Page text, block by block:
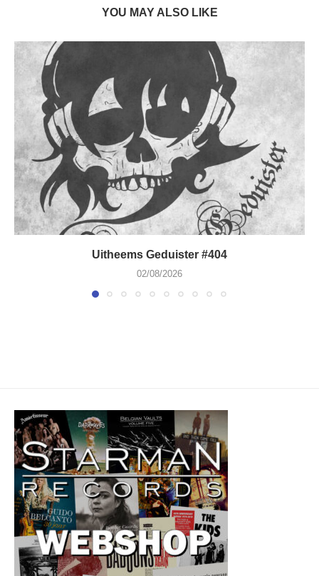
YOU MAY ALSO LIKE
Uitheems Geduister #404
02/08/2026